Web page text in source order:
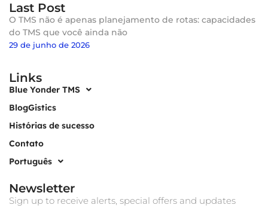
Last Post
O TMS não é apenas planejamento de rotas: capacidades
do TMS que você ainda não
29 de junho de 2026
Links
Blue Yonder TMS
BlogGistics
Histórias de sucesso
Contato
Português
Newsletter
Sign up to receive alerts, special offers and updates